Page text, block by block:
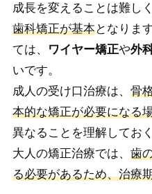
成長を変えることは難し
歯科矯正が基本となりま
ては、
ワイヤー矯正や外
いです。
成人の受け口治療は、 骨
本的な矯正が必要になる
異なることを理解してお
大人の矯正治療では、 歯
る必要があるため、治療